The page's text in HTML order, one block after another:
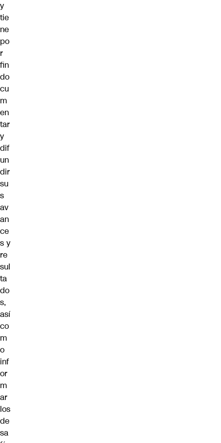
y
tie
ne
po
r
fin
do
cu
m
en
tar
y
dif
un
dir
su
s
av
an
ce
s y
re
sul
ta
do
s,
así
co
m
o
inf
or
m
ar
los
de
sa